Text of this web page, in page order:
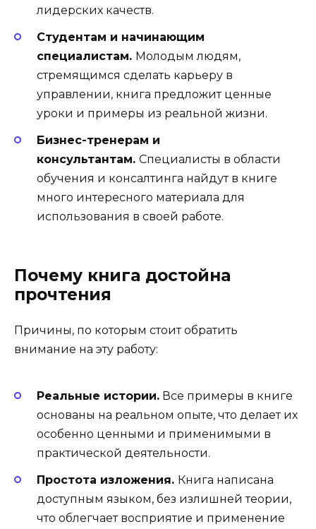
лидерских качеств.
Студентам и начинающим
специалистам. Молодым людям,
стремящимся сделать карьеру в
управлении, книга предложит ценные
уроки и примеры из реальной жизни.
Бизнес-тренерам и
консультантам. Специалисты в области
обучения и консалтинга найдут в книге
много интересного материала для
использования в своей работе.
Почему книга достойна
прочтения
Причины, по которым стоит обратить
внимание на эту работу:
Реальные истории. Все примеры в книге
основаны на реальном опыте, что делает их
особенно ценными и применимыми в
практической деятельности.
Простота изложения. Книга написана
доступным языком, без излишней теории,
что облегчает восприятие и применение